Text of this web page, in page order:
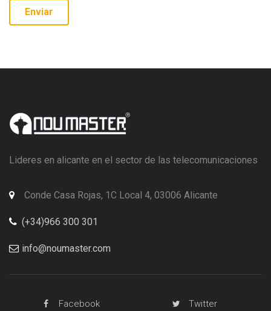
Lideres en alicante en el sector de las telecomunicaciones
Conde Casa Rojas, 1C Local 4, 03006 Alicante
(+34)966 300 301
info@noumaster.com
Facebook Twitter